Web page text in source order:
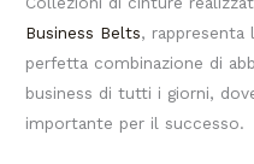
Business Belts, rappresenta
perfetta combinazione di
business di tutti i giorni,
importante per il successo.